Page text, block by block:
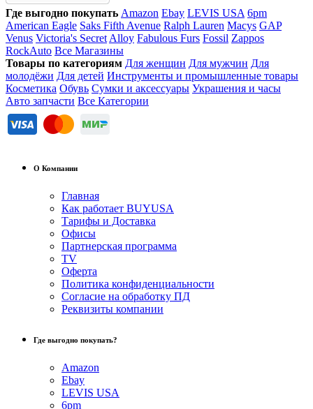
Где выгодно покупать Amazon Ebay LEVIS USA 6pm
American Eagle Saks Fifth Avenue Ralph Lauren Macys GAP
Venus Victoria's Secret Alloy Fabulous Furs Fossil Zappos
RockAuto Все Магазины
Товары по категориям Для женщин Для мужчин Для
молодёжи Для детей Инструменты и промышленные товары
Косметика Обувь Сумки и аксессуары Украшения и часы
Авто запчасти Все Категории
О Компании
Главная
Как работает BUYUSA
Тарифы и Доставка
Офисы
Партнерская программа
TV
Оферта
Политика конфиденциальности
Согласие на обработку ПД
Реквизиты компании
Где выгодно покупать?
Amazon
Ebay
LEVIS USA
6pm